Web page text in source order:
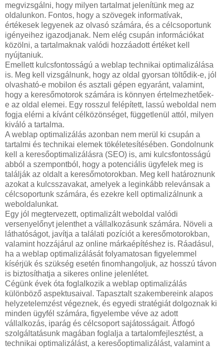
megvizsgálni, hogy milyen tartalmat jelenítünk meg az
oldalunkon. Fontos, hogy a szövegek informatívak,
értékesek legyenek az olvasó számára, és a célcsoportunk
igényeihez igazodjanak. Nem elég csupán információkat
közölni, a tartalmaknak valódi hozzáadott értéket kell
nyújtaniuk.
Emellett kulcsfontosságú a weblap technikai optimalizálása
is. Meg kell vizsgálnunk, hogy az oldal gyorsan töltődik-e, jól
olvasható-e mobilon és asztali gépen egyaránt, valamint,
hogy a keresőmotorok számára is könnyen értelmezhetőek-
e az oldal elemei. Egy rosszul felépített, lassú weboldal nem
fogja elérni a kívánt célközönséget, függetlenül attól, milyen
kiváló a tartalma.
A weblap optimalizálás azonban nem merül ki csupán a
tartalmi és technikai elemek tökéletesítésében. Gondolnunk
kell a keresőoptimalizálásra (SEO) is, ami kulcsfontosságú
abból a szempontból, hogy a potenciális ügyfelek meg is
találják az oldalt a keresőmotorokban. Meg kell határoznunk
azokat a kulcsszavakat, amelyek a leginkább relevánsak a
célcsoportunk számára, és ezekre kell optimalizálnunk a
weboldalunkat.
Egy jól megtervezett, optimalizált weboldal valódi
versenyelőnyt jelenthet a vállalkozásunk számára. Növeli a
láthatóságot, javítja a találati pozíciót a keresőmotorokban,
valamint hozzájárul az online márkaépítéshez is. Ráadásul,
ha a weblap optimalizálását folyamatosan figyelemmel
kísérjük és szükség esetén finomhangoljuk, az hosszú távon
is biztosíthatja a sikeres online jelenlétet.
Cégünk évek óta foglalkozik a weblap optimalizálás
különböző aspektusaival. Tapasztalt szakembereink alapos
helyzetelemzést végeznek, és egyedi stratégiát dolgoznak ki
minden ügyfél számára, figyelembe véve az adott
vállalkozás, iparág és célcsoport sajátosságait. Átfogó
szolgáltatásunk magában foglalja a tartalomfejlesztést, a
technikai optimalizálást, a keresőoptimalizálást, valamint a